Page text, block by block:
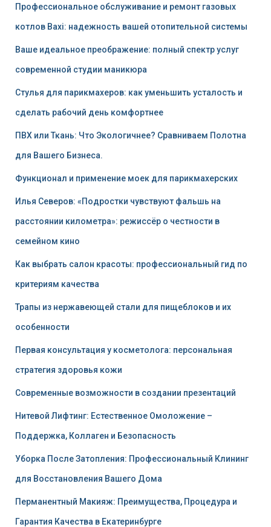
Профессиональное обслуживание и ремонт газовых
котлов Baxi: надежность вашей отопительной системы
Ваше идеальное преображение: полный спектр услуг
современной студии маникюра
Стулья для парикмахеров: как уменьшить усталость и
сделать рабочий день комфортнее
ПВХ или Ткань: Что Экологичнее? Сравниваем Полотна
для Вашего Бизнеса.
Функционал и применение моек для парикмахерских
Илья Северов: «Подростки чувствуют фальшь на
расстоянии километра»: режиссёр о честности в
семейном кино
Как выбрать салон красоты: профессиональный гид по
критериям качества
Трапы из нержавеющей стали для пищеблоков и их
особенности
Первая консультация у косметолога: персональная
стратегия здоровья кожи
Современные возможности в создании презентаций
Нитевой Лифтинг: Естественное Омоложение –
Поддержка, Коллаген и Безопасность
Уборка После Затопления: Профессиональный Клининг
для Восстановления Вашего Дома
Перманентный Макияж: Преимущества, Процедура и
Гарантия Качества в Екатеринбурге